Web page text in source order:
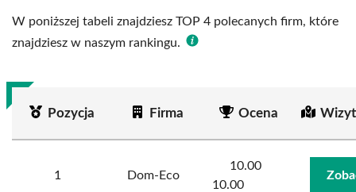
W poniższej tabeli znajdziesz TOP 4 polecanych firm, które
znajdziesz w naszym rankingu.
Pozycja Firma Ocena
1 Dom-Eco
10.00
10.00